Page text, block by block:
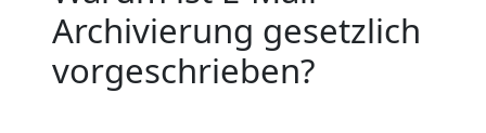
Archivierung gesetzlich
vorgeschrieben?